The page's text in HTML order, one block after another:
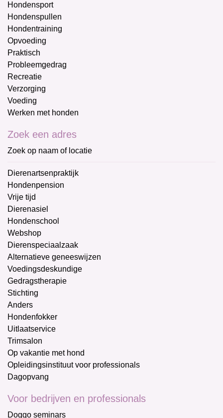
Hondensport
Hondenspullen
Hondentraining
Opvoeding
Praktisch
Probleemgedrag
Recreatie
Verzorging
Voeding
Werken met honden
Zoek een adres
Zoek op naam of locatie
Dierenartsenpraktijk
Hondenpension
Vrije tijd
Dierenasiel
Hondenschool
Webshop
Dierenspeciaalzaak
Alternatieve geneeswijzen
Voedingsdeskundige
Gedragstherapie
Stichting
Anders
Hondenfokker
Uitlaatservice
Trimsalon
Op vakantie met hond
Opleidingsinstituut voor professionals
Dagopvang
Voor bedrijven en professionals
Doggo seminars